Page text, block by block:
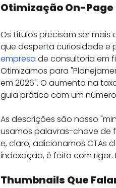
Otimização On-Page
Os títulos precisam ser mais
que desperta curiosidade e
empresa de consultoria em
Otimizamos para
em 2026". O aumento na
guia prático com um
As descrições são nosso
usamos palavras-chave de
e, claro, adicionamos CTAs
indexação, é feita com rigor.
Thumbnails Que